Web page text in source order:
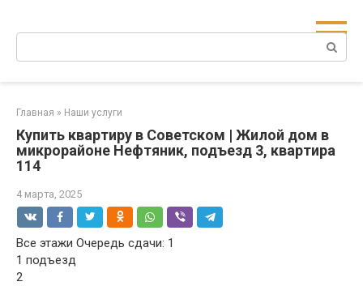
Поиск:
Главная » Наши услуги
Купить квартиру в Советском | Жилой дом в
микрорайоне Нефтяник, подъезд 3, квартира
114
4 марта, 2025
Все этажи Очередь сдачи: 1
1 подъезд
2